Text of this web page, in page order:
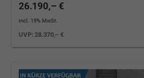
26.190,– €
incl. 19% MwSt.
UVP:28.370,– €